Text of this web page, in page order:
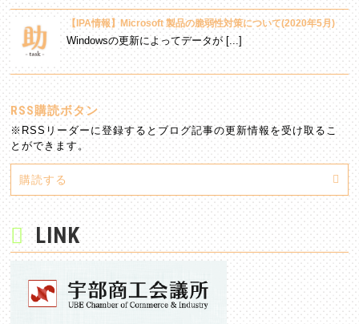
【IPA情報】Microsoft 製品の脆弱性対策について(2020年5月)
Windowsの更新によってデータが [...]
RSS購読ボタン
※RSSリーダーに登録するとブログ記事の更新情報を受け取るこ
とができます。
購読する
LINK